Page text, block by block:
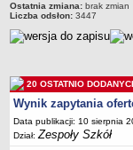
Specjalny Ośrodek
Specjalny
Dane podstawowe
Statut
Majątek
Ostatnia zmiana: brak zmian
Liczba odsłon: 3447
20 OSTATNIO
Wynik zapytania
Data publikacji: 10 sierpnia
Dział:Zespoły Szkół